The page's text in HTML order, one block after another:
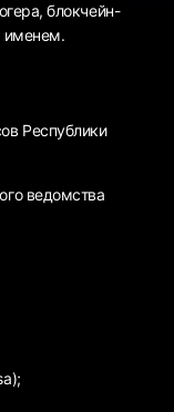
блокчейн-
именем.
Республики
ведомства